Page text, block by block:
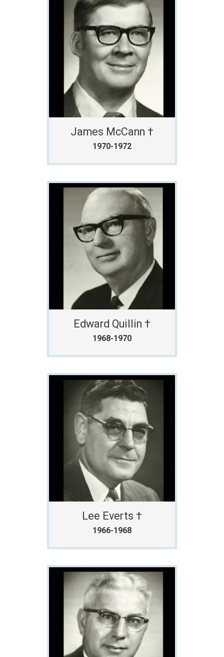
James McCann †
1970-1972
Edward Quillin †
1968-1970
Lee Everts †
1966-1968